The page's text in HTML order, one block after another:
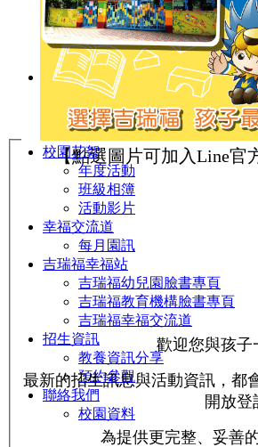
數學領域
私中衝刺
寒夏令營
作息&餐點表
每日作息表
每月餐點表
每月行事曆
校園花絮
年度活動
班級相簿
活動影片
幸福交流道
每月園訊
吉瑞福幸福站
吉瑞福幼兒園臉書專頁
吉瑞福教育機構臉書專頁
吉瑞福幸福交流道
招生資訊
教養資訊分享
預約參觀
聯絡我們
校園資料
【點選圖片可加入Line官
歡迎您與孩子
最新的招生訊息與活動資訊，都
開放登
為提供更完整、妥善